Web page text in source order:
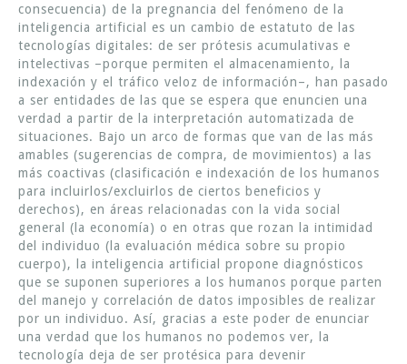
consecuencia) de la pregnancia del fenómeno de la
inteligencia artificial es un cambio de estatuto de las
tecnologías digitales: de ser prótesis acumulativas e
intelectivas –porque permiten el almacenamiento, la
indexación y el tráfico veloz de información–, han pasado
a ser entidades de las que se espera que enuncien una
verdad a partir de la interpretación automatizada de
situaciones. Bajo un arco de formas que van de las más
amables (sugerencias de compra, de movimientos) a las
más coactivas (clasificación e indexación de los humanos
para incluirlos/excluirlos de ciertos beneficios y
derechos), en áreas relacionadas con la vida social
general (la economía) o en otras que rozan la intimidad
del individuo (la evaluación médica sobre su propio
cuerpo), la inteligencia artificial propone diagnósticos
que se suponen superiores a los humanos porque parten
del manejo y correlación de datos imposibles de realizar
por un individuo. Así, gracias a este poder de enunciar
una verdad que los humanos no podemos ver, la
tecnología deja de ser protésica para devenir